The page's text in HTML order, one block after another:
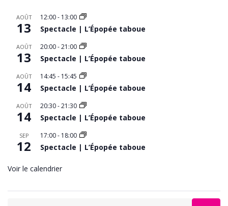
AOÛT
13
12:00- 13:00
Spectacle | L’Épopée taboue
AOÛT
13
20:00-21:00
Spectacle | L’Épopée taboue
AOÛT
14
14:45 - 15:45
Spectacle | L’Épopée taboue
AOÛT
14
20:30-21:30
Spectacle | L’Épopée taboue
SEP
12
17:00- 18:00
Spectacle | L’Épopée taboue
Voir le calendrier